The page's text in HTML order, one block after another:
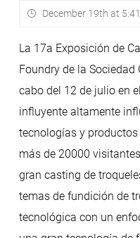
December 19th at
La 17a Exposición de
Foundry de la
cabo del 12 de julio en
influyente altamente
tecnologías y
más de 20000
gran casting de
temas de fundición de
tecnológica con un